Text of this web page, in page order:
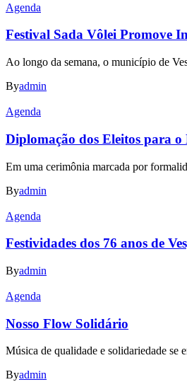
Agenda
Festival Sada Vôlei Promove
Ao longo da semana, o município de
Byadmin
Agenda
Diplomação dos Eleitos para
Em uma cerimônia marcada por
Byadmin
Agenda
Festividades dos 76 anos de
Byadmin
Agenda
Nosso Flow Solidário
Música de qualidade e solidariedade se
Byadmin